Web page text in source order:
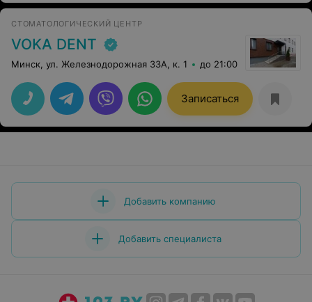
СТОМАТОЛОГИЧЕСКИЙ ЦЕНТР
VOKA DENT
Минск, ул. Железнодорожная 33А, к. 1 до 21:00
Записаться
Добавить компанию
Добавить специалиста